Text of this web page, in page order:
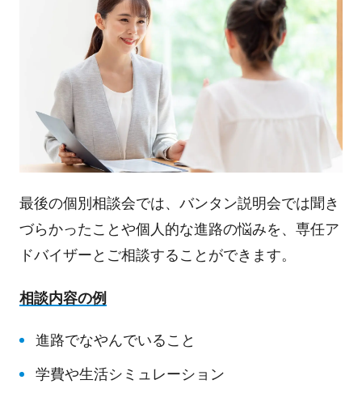
最後の個別相談会では、バンタン説明会では聞き
づらかったことや個人的な進路の悩みを、専任ア
ドバイザーとご相談することができます。
相談内容の例
進路でなやんでいること
学費や生活シミュレーション